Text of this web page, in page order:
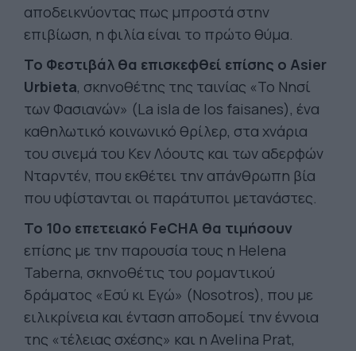
αποδεικνύοντας πως μπροστά στην
επιβίωση, η φιλία είναι το πρώτο θύμα.
Το Φεστιβάλ θα επισκεφθεί επίσης ο Asier
Urbieta, σκηνοθέτης της ταινίας «To Νησί
των Φασιανών» (La isla de los faisanes), ένα
καθηλωτικό κοινωνικό θρίλερ, στα χνάρια
του σινεμά του Κεν Λόουτς και των αδερφών
Νταρντέν, που εκθέτει την απάνθρωπη βία
που υφίστανται οι παράτυποι μετανάστες.
Το 10ο επετειακό FeCHA θα τιμήσουν
επίσης με την παρουσία τους η Helena
Taberna, σκηνοθέτις του ρομαντικού
δράματος «Εσύ κι Εγώ» (Nosotros), που με
ειλικρίνεια και ένταση αποδομεί την έννοια
της «τέλειας σχέσης» και η Avelina Prat,